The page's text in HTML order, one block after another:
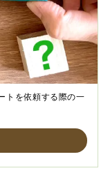
トを依頼する際の一